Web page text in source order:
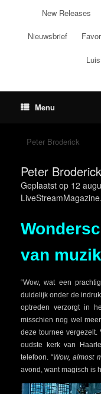
New Releases
Nieuwsbrief
Menu
Peter Broderick
Peter Broderick
Geplaatst op 12
van
“Wow, wat een
duidelijk onder de
optreden verzorgt in
misschien nog wel
deze tournee vergezelt.
oudste kerk van
telefoon. “Wow, almost
avond, want magisch is